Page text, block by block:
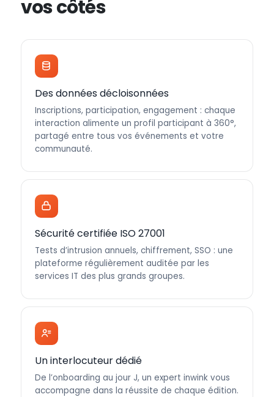
vos côtés
Des données décloisonnées
Inscriptions, participation, engagement : chaque
interaction alimente un profil participant à 360°,
partagé entre tous vos événements et votre
communauté.
Sécurité certifiée ISO 27001
Tests d’intrusion annuels, chiffrement, SSO : une
plateforme régulièrement auditée par les
services IT des plus grands groupes.
Un interlocuteur dédié
De l’onboarding au jour J, un expert inwink vous
accompagne dans la réussite de chaque édition.